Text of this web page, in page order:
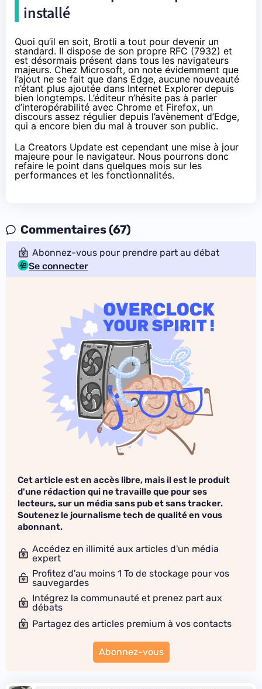
installé
Quoi qu’il en soit, Brotli a tout pour devenir un
standard. Il dispose de son propre RFC (7932) et
est désormais présent dans tous les navigateurs
majeurs. Chez Microsoft, on note évidemment que
l’ajout ne se fait que dans Edge, aucune nouveauté
n’étant plus ajoutée dans Internet Explorer depuis
bien longtemps. L’éditeur n’hésite pas à parler
d’interopérabilité avec Chrome et Firefox, un
discours assez régulier depuis l’avènement d’Edge,
qui a encore bien du mal à trouver son public.
La Creators Update est cependant une mise à jour
majeure pour le navigateur. Nous pourrons donc
refaire le point dans quelques mois sur les
performances et les fonctionnalités.
Commentaires (67)
Abonnez-vous pour prendre part au débat
Se connecter
Cet article est en accès libre, mais il est le produit
d'une rédaction qui ne travaille que pour ses
lecteurs, sur un média sans pub et sans tracker.
Soutenez le journalisme tech de qualité en vous
abonnant.
Accédez en illimité aux articles d'un média
expert
Profitez d'au moins 1 To de stockage pour vos
sauvegardes
Intégrez la communauté et prenez part aux
débats
Partagez des articles premium à vos contacts
Abonnez-vous